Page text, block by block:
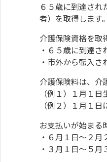
６５歳に到達さ
者）を取得します。
介護保険資格を取
・６５歳に到達
・市外から転入さ
介護保険料は、介
（例１）１月１
（例２）１月１
お支払いが始まる
・６月１日～２
・３月１日～５